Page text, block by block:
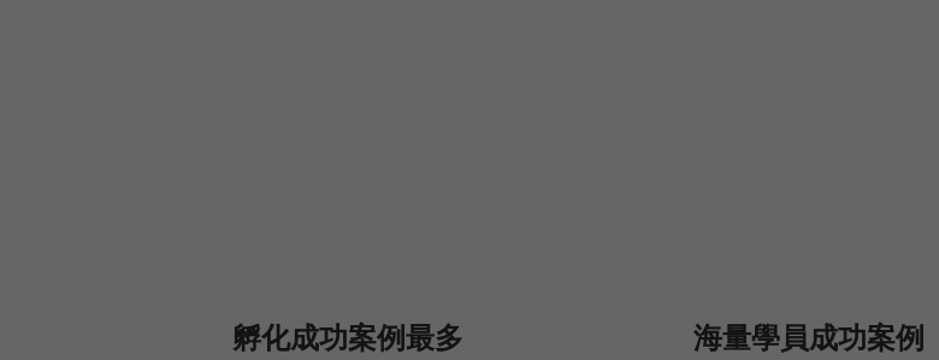
孵化成功案例最多 海量學員成功案例